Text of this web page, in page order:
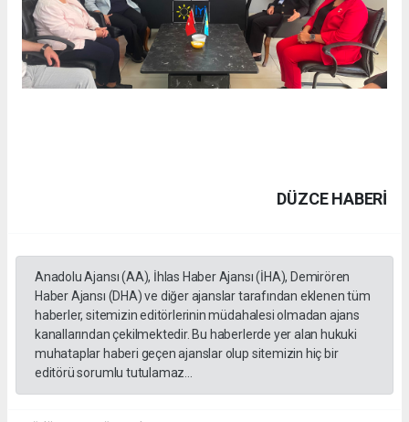
DÜZCE HABERİ
Anadolu Ajansı (AA), İhlas Haber Ajansı (İHA), Demirören
Haber Ajansı (DHA) ve diğer ajanslar tarafından eklenen tüm
haberler, sitemizin editörlerinin müdahalesi olmadan ajans
kanallarından çekilmektedir. Bu haberlerde yer alan hukuki
muhataplar haberi geçen ajanslar olup sitemizin hiç bir
editörü sorumlu tutulamaz...